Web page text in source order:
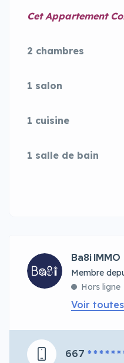
Cet Appartement
2 chambres
1 salon
1 cuisine
1 salle de bain
Ba8i IMMO
Membre
Hors ligne
Voir
667 * * * * * *